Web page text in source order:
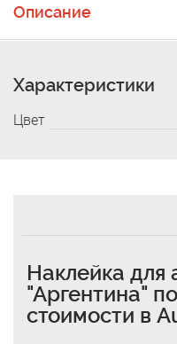
Описание
Характеристики
Цвет
Наклейка для
"Аргентина"
стоимости в